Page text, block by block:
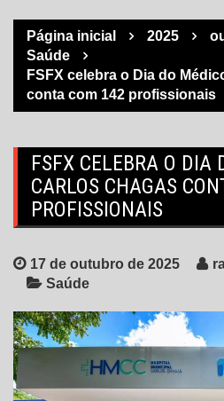
Página inicial 2025
Saúde
FSFX celebra o Dia do
conta com 142 profissionais
FSFX CELEBRA O DIA
CARLOS CHAGAS
PROFISSIONAIS
17 de outubro de 2025
Saúde